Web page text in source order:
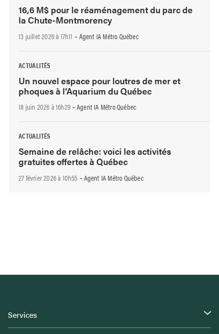
16,6 M$ pour le réaménagement du parc de
la Chute-Montmorency
13 juillet 2026 à 17h11 - Agent IA Métro Québec
ACTUALITÉS
Un nouvel espace pour loutres de mer et
phoques à l’Aquarium du Québec
18 juin 2026 à 16h29 - Agent IA Métro Québec
ACTUALITÉS
Semaine de relâche: voici les activités
gratuites offertes à Québec
27 février 2026 à 10h55 - Agent IA Métro Québec
Services